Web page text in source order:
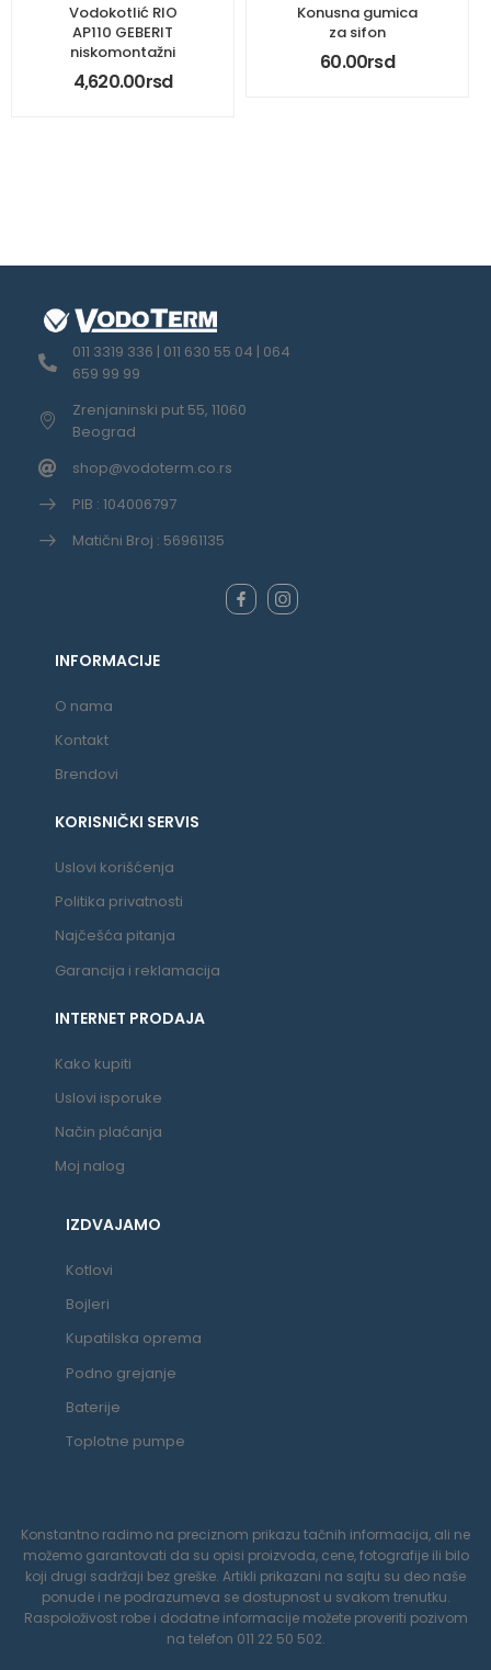
Vodokotlić RIO
AP110 GEBERIT
niskomontažni
4,620.00rsd
Konusna gumica
za sifon
60.00rsd
011 3319 336 | 011 630 55 04 | 064
659 99 99
Zrenjaninski put 55, 11060
Beograd
shop@vodoterm.co.rs
PIB : 104006797
Matični Broj : 56961135
INFORMACIJE
O nama
Kontakt
Brendovi
KORISNIČKI SERVIS
Uslovi korišćenja
Politika privatnosti
Najčešća pitanja
Garancija i reklamacija
INTERNET PRODAJA
Kako kupiti
Uslovi isporuke
Način plaćanja
Moj nalog
IZDVAJAMO
Kotlovi
Bojleri
Kupatilska oprema
Podno grejanje
Baterije
Toplotne pumpe
Konstantno radimo na preciznom prikazu tačnih informacija, ali ne
možemo garantovati da su opisi proizvoda, cene, fotografije ili bilo
koji drugi sadržaji bez greške. Artikli prikazani na sajtu su deo naše
ponude i ne podrazumeva se dostupnost u svakom trenutku.
Raspoloživost robe i dodatne informacije možete proveriti pozivom
na telefon 011 22 50 502.